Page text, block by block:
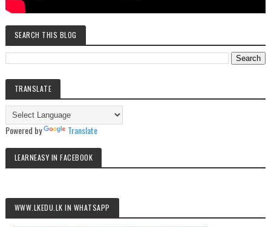
SEARCH THIS BLOG
TRANSLATE
Powered by Translate
LEARNEASY IN FACEBOOK
WWW.LKEDU.LK IN WHATSAPP